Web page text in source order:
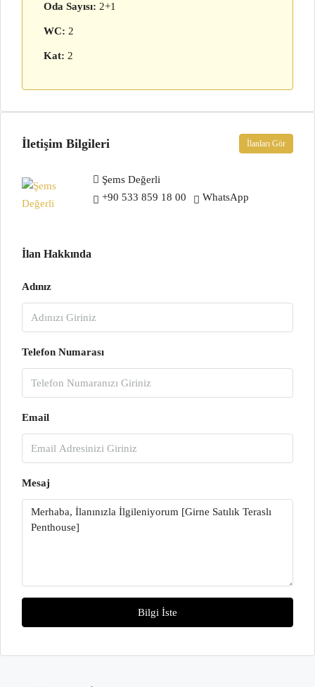
Oda Sayısı: 2+1
WC: 2
Kat: 2
İletişim Bilgileri İlanları Gör
Şems Değerli
+90 533 859 18 00
WhatsApp
İlan Hakkında
Adınız
Telefon Numarası
Email
Mesaj
Bilgi İste